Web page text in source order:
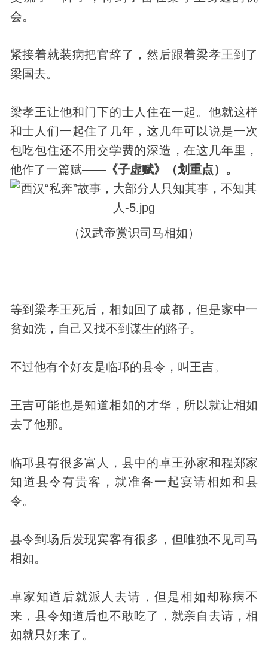
会。
紧接着就装病把官辞了，然后跟着梁孝王到了
梁国去。
梁孝王让他和门下的士人住在一起。他就这样
和士人们一起住了几年，这几年可以说是一次
包吃包住还不用交学费的深造，在这几年里，
他作了一篇赋——《子虚赋》（划重点）。
（汉武帝赏识司马相如）
等到梁孝王死后，相如回了成都，但是家中一
贫如洗，自己又找不到谋生的路子。
不过他有个好友是临邛的县令，叫王吉。
王吉可能也是知道相如的才华，所以就让相如
去了他那。
临邛县有很多富人，县中的卓王孙家和程郑家
知道县令有贵客，就准备一起宴请相如和县
令。
县令到场后发现宾客有很多，但唯独不见司马
相如。
卓家知道后就派人去请，但是相如却称病不
来，县令知道后也不敢吃了，就亲自去请，相
如就只好来了。